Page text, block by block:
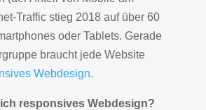
Traffic stieg 2018 auf über 60
oder Tablets. Gerade
braucht jede Website
Webdesign.
responsives Webdesign?